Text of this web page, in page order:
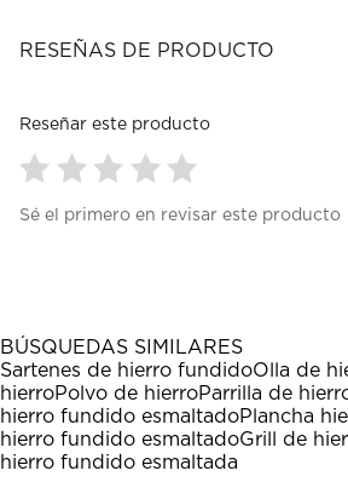
RESEÑAS DE PRODUCTO
Reseñar este producto
para
1
estrella
Esta
acción
abrirá
el
formulario
para
estrellas.
Esta
acción
abrirá
el
formulario
para
estrellas.
Esta
acción
abrirá
el
formulario
para
estrellas.
Esta
acción
abrirá
el
formulario
para
estrellas.
Esta
acción
abrirá
el
formulario
Sé el primero en revisar este producto
BÚSQUEDAS SIMILARES
Sartenes de hierro fundidoOlla de
hierroPolvo de hierroParrilla de
hierro fundido esmaltadoPlancha
hierro fundido esmaltadoGrill de
hierro fundido esmaltada